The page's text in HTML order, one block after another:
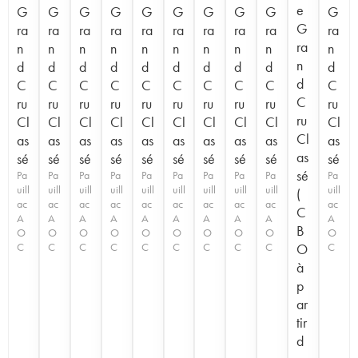
G
ra
n
d
C
ru
Cl
as
sé
Pa
uill
ac
A
O
C
G
ra
n
d
C
ru
Cl
as
sé
Pa
uill
ac
A
O
C
G
ra
n
d
C
ru
Cl
as
sé
Pa
uill
ac
A
O
C
G
ra
n
d
C
ru
Cl
as
sé
Pa
uill
ac
A
O
C
G
ra
n
d
C
ru
Cl
as
sé
Pa
uill
ac
A
O
C
G
ra
n
d
C
ru
Cl
as
sé
Pa
uill
ac
A
O
C
G
ra
n
d
C
ru
Cl
as
sé
Pa
uill
ac
A
O
C
G
ra
n
d
C
ru
Cl
as
sé
Pa
uill
ac
A
O
C
G
ra
n
d
C
ru
Cl
as
sé
Pa
uill
ac
A
O
C
e
G
ra
n
d
C
ru
Cl
as
sé
(
C
B
O
à
p
ar
tir
d
G
ra
n
d
C
ru
Cl
as
sé
Pa
uill
ac
A
O
C